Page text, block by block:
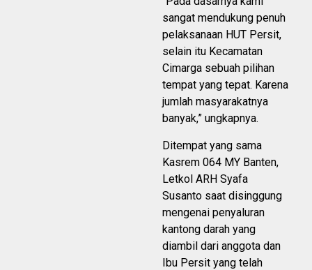
sangat mendukung penuh
pelaksanaan HUT Persit,
selain itu Kecamatan
Cimarga sebuah pilihan
tempat yang tepat. Karena
jumlah masyarakatnya
banyak,” ungkapnya.
Ditempat yang sama
Kasrem 064 MY Banten,
Letkol ARH Syafa
Susanto saat disinggung
mengenai penyaluran
kantong darah yang
diambil dari anggota dan
Ibu Persit yang telah